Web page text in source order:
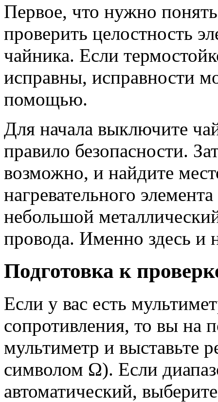
Первое, что нужно
проверить целостность
чайника. Если
исправны, исправности
помощью.
Для начала выключите
правило безопасности.
возможно, и найдите
нагревательного
небольшой
провода. Именно здесь и
Подготовка к
Если у вас есть
сопротивления, то вы
мультиметр и выставьте
символом Ω). Если
автоматический,